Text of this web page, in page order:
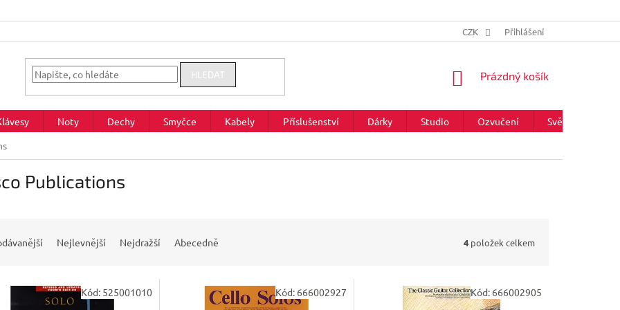
CZK Přihlášení
HLEDAT
NÁKUPNÍ
Prázdný košík
Noty Dechy Smyčce Kabely Příslušenství Dárky Studio Ozvučení Světla
Publications
Nejlevnější Nejdražší Abecedně 4 položek celkem
Kód: 525001010 Kód: 666002927 Kód: 666002905